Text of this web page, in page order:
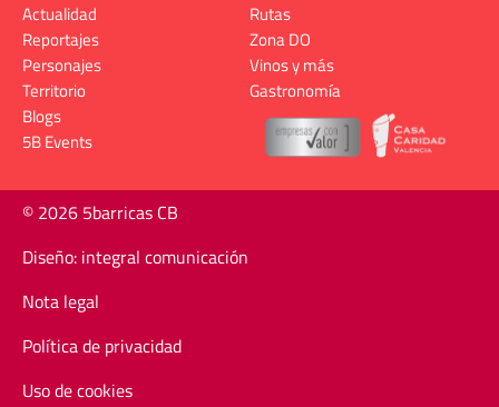
Actualidad
Reportajes
Personajes
Territorio
Rutas
Zona DO
Vinos y más
Gastronomía
Blogs
5B Events
© 2026 5barricas CB
Diseño: integral comunicación
Nota legal
Política de privacidad
Uso de cookies